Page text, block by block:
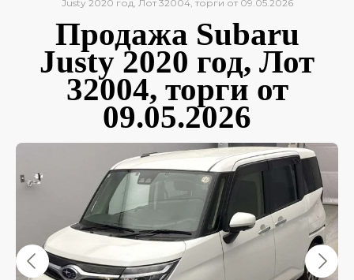
Justy 2020 год, Лот 32004, торги от 09.05.2026
Продажа Subaru
Justy 2020 год, Лот
32004, торги от
09.05.2026